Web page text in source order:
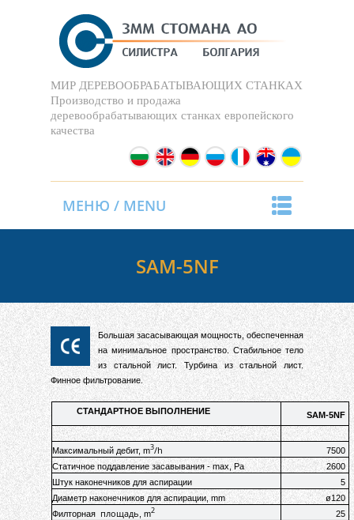
МИР ДЕРЕВООБРАБАТЫВАЮЩИХ СТАНКАХ
Производство и продажа
деревообрабатывающих станках европейского
качества
МЕНЮ / MENU
SAM-5NF
Большая засасывающая мощность, обеспеченная
на минимальное пространство. Стабильное тело
из стальной лист. Турбина из стальной лист.
Финное фильтрование.
СТАНДАРТНОЕ ВЫПОЛНЕНИЕ SAM-5NF
Максимальный дебит, m3/h
7500
Статичное поддавление засавывания - max, Pa
2600
Штук наконечников для аспирации
5
Диаметр наконечников для аспирации, mm
ø120
Филторная
площадь , m2
25